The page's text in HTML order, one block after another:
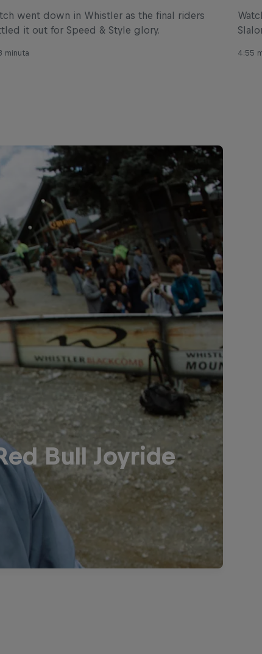
went down in Whistler as the final riders
it out for Speed & Style glory.
minuta 4:55
Bull Joyride